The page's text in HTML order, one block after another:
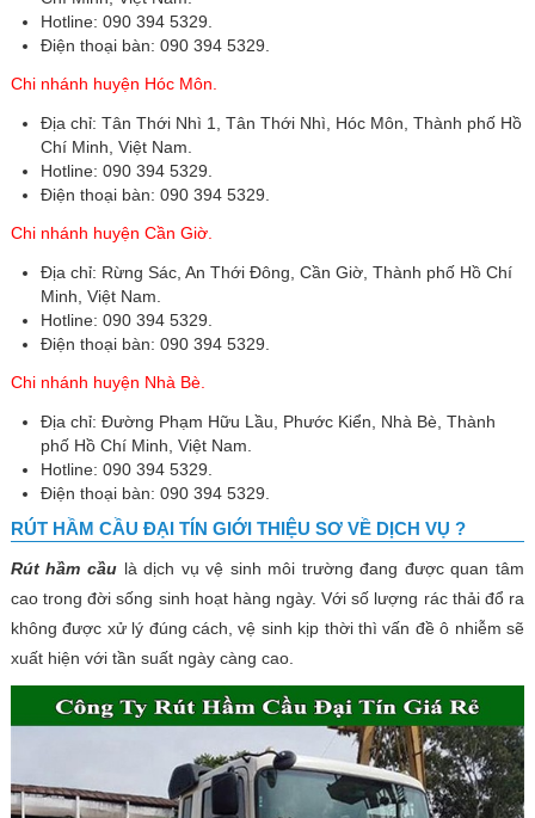
Hotline: 090 394 5329.
Điện thoại bàn: 090 394 5329.
Chi nhánh huyện Hóc Môn.
Địa chỉ: Tân Thới Nhì 1, Tân Thới Nhì, Hóc Môn, Thành phố Hồ
Chí Minh, Việt Nam.
Hotline: 090 394 5329.
Điện thoại bàn: 090 394 5329.
Chi nhánh huyện Cần Giờ.
Địa chỉ: Rừng Sác, An Thới Đông, Cần Giờ, Thành phố Hồ Chí
Minh, Việt Nam.
Hotline: 090 394 5329.
Điện thoại bàn: 090 394 5329.
Chi nhánh huyện Nhà Bè.
Địa chỉ: Đường Phạm Hữu Lầu, Phước Kiển, Nhà Bè, Thành
phố Hồ Chí Minh, Việt Nam.
Hotline: 090 394 5329.
Điện thoại bàn: 090 394 5329.
RÚT HẦM CẦU ĐẠI TÍN GIỚI THIỆU SƠ VỀ DỊCH VỤ ?
Rút hầm cầu là dịch vụ vệ sinh môi trường đang được quan tâm
cao trong đời sống sinh hoạt hàng ngày. Với số lượng rác thải đổ ra
không được xử lý đúng cách, vệ sinh kịp thời thì vấn đề ô nhiễm sẽ
xuất hiện với tần suất ngày càng cao.